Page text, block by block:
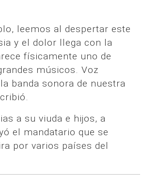
leemos al despertar este
y el dolor llega con la
físicamente uno de
músicos. Voz
banda sonora de nuestra
a su viuda e hijos, a
el mandatario que se
por varios países del